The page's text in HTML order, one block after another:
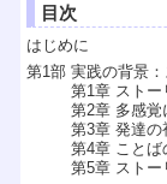
目次
はじめに
第1部 実践の背景
第1章 ストー
第2章 多感覚
第3章 発達の
第4章 ことば
第5章 ストー